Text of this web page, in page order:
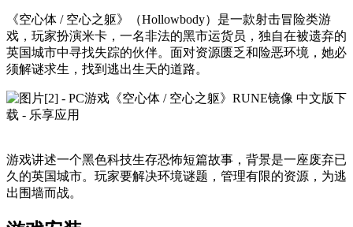
《空心体 / 空心之躯》（Hollowbody）是一款射击冒险类游
戏，玩家扮演米卡，一名非法的黑市运货员，独自在被遗弃的
英国城市中寻找失踪的伙伴。面对资源匮乏和险恶环境，她必
须解谜求生，找到逃出生天的道路。
游戏讲述一个黑色科技生存恐怖短篇故事，背景是一座废弃已
久的英国城市。玩家要解决环境谜题，管理有限的资源，为逃
出围墙而战。